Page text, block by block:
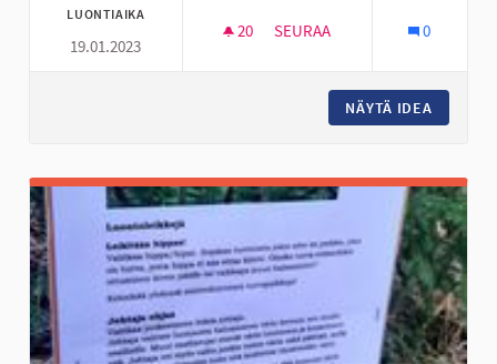
LUONTIAIKA
19.01.2023
20 20 SEURAAJAA
SEURAA 0
NÄYTÄ IDEA